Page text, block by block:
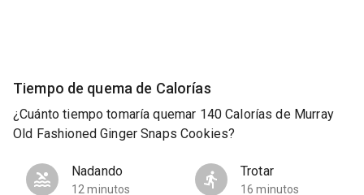
Tiempo de quema de Calorías
¿Cuánto tiempo tomaría quemar 140 Calorías de Murray
Old Fashioned Ginger Snaps Cookies?
Nadando
12 minutos
Trotar
16 minutos